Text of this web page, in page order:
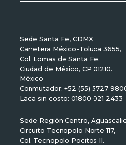
Sede Santa Fe, CDMX
Carretera México-Toluca 3655,
Col. Lomas de Santa Fe.
Ciudad de México, CP 01210.
México
Conmutador: +52 (55) 5727
Lada sin costo: 01800 021 2433
Sede Región Centro,
Circuito Tecnopolo Norte 117,
Col. Tecnopolo Pocitos II.